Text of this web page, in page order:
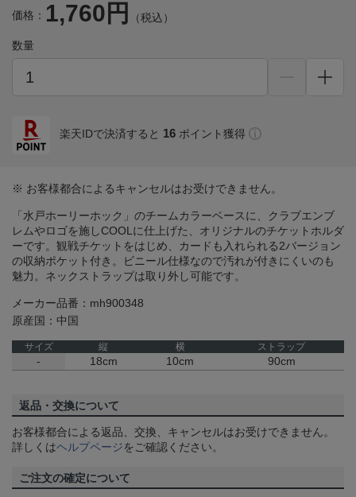
価格： 1,760円 （税込）
数量
楽天IDで決済すると 16 ポイント獲得
※ お客様都合によるキャンセルはお受けできません。
「水戸ホーリーホック」のチームカラーベースに、クラブエンブ
レムやロゴを施しCOOLに仕上げた、オリジナルのチケットホルダ
ーです。観戦チケットをはじめ、カードも入れられる2バージョン
の収納ポケット付き。ビニール仕様なので汚れが付きにくいのも
魅力。ネックストラップは取り外し可能です。
メーカー品番：mh900348
原産国：中国
サイズ 縦 横 ストラップ
- 18cm 10cm 90cm
返品・交換について
お客様都合による返品、交換、キャンセルはお受けできません。
詳しくはヘルプページをご確認ください。
ご注文の確定について